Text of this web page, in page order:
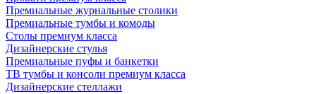
Премиальные журнальные столики
Премиальные тумбы и комоды
Столы премиум класса
Дизайнерские стулья
Премиальные пуфы и банкетки
ТВ тумбы и консоли премиум класса
Дизайнерские стеллажи